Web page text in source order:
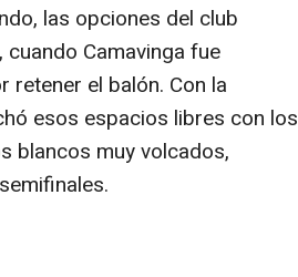
las opciones del club
Camavinga fue
retener el balón. Con la
esos espacios libres con los
blancos muy volcados,